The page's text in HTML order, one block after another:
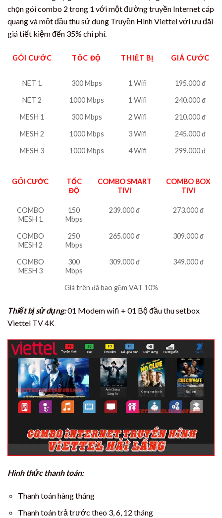
chọn gói combo 2 trong 1 với một đường truyền Internet cáp
quang và một đầu thu sử dụng Truyền Hình Viettel với ưu đãi
giá tiết kiệm đến 35% chi phí.
GÓI CƯỚC TỐC ĐỘ THIẾT BỊ GIÁ CƯỚC
NET 1 300 Mbps 1 Wifi
195.000 đ
NET 2
1000 Mbps 1 Wifi
240.000 đ
MESH 1
300 Mbps 2 Wifi
210.000 đ
MESH 2
1000 Mbps 3 Wifi
245.000 đ
MESH 3
1000 Mbps 4 Wifi 299.000 đ
GÓI CƯỚC
TỐC
ĐỘ
COMBO SMART
TIVI
COMBO BOX
TIVI
COMBO
MESH 1
150
Mbps
239.000 đ 273.000 đ
COMBO
MESH 2
250
Mbps
265.000 đ 309.000 đ
COMBO
MESH 3
300
Mbps
309.000 đ 349.000 đ
Giá trên đã bao gồm VAT 10%
Thiết bị sử dụng:01 Modem wifi + 01 Bộ đầu thu setbox
Viettel TV 4K
Hình thức thanh toán:
Thanh toán hàng tháng
Thanh toán trả trước theo 3, 6, 12 tháng